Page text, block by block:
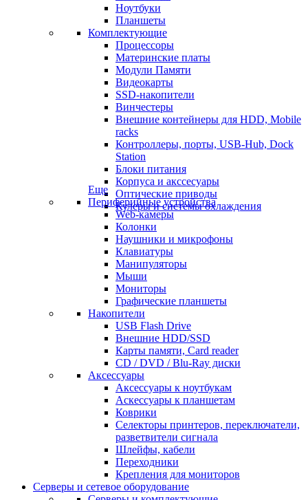
Ноутбуки
Планшеты
Комплектующие
Процессоры
Материнские платы
Модули Памяти
Видеокарты
SSD-накопители
Винчестеры
Внешние контейнеры для HDD, Mobile
racks
Контроллеры, порты, USB-Hub, Dock
Station
Блоки питания
Корпуса и акссесуары
Оптические приводы
Кулеры и системы охлаждения
Еще
Периферийные устройства
Web-камеры
Колонки
Наушники и микрофоны
Клавиатуры
Манипуляторы
Мыши
Мониторы
Графические планшеты
Накопители
USB Flash Drive
Внешние HDD/SSD
Карты памяти, Card reader
CD / DVD / Blu-Ray диски
Аксессуары
Аксессуары к ноутбукам
Аскессуары к планшетам
Коврики
Селекторы принтеров, переключатели,
разветвители сигнала
Шлейфы, кабели
Переходники
Крепления для мониторов
Серверы и сетевое оборудование